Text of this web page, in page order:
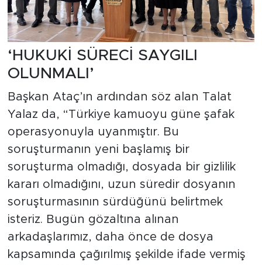
‘HUKUKİ SÜRECİ SAYGILI
OLUNMALI’
Başkan Ataç’ın ardından söz alan Talat
Yalaz da, “Türkiye kamuoyu güne şafak
operasyonuyla uyanmıştır. Bu
soruşturmanın yeni başlamış bir
soruşturma olmadığı, dosyada bir gizlilik
kararı olmadığını, uzun süredir dosyanın
soruşturmasının sürdüğünü belirtmek
isteriz. Bugün gözaltına alınan
arkadaşlarımız, daha önce de dosya
kapsamında çağırılmış şekilde ifade vermiş